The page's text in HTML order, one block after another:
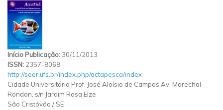
Início Publicação: 30/11/2013
ISSN: 2357-8068
http://seer.ufs.br/index.php/actapesca/index
Cidade Universitária Prof. José Aloísio de Campos Av. Marechal
Rondon, s/n Jardim Rosa Elze
São Cristóvão / SE